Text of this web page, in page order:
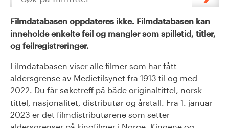
Filmdatabasen oppdateres ikke. Filmdatabasen kan
inneholde enkelte feil og mangler som spilletid, titler,
og feilregistreringer.
Filmdatabasen viser alle filmer som har fått
aldersgrense av Medietilsynet fra 1913 til og med
2022. Du får søketreff på både originaltittel, norsk
tittel, nasjonalitet, distributør og årstall. Fra 1. januar
2023 er det filmdistributørene som setter